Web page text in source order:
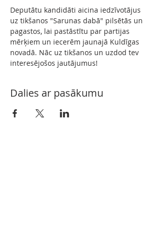
Deputātu kandidāti aicina iedzīvotājus
uz tikšanos "Sarunas dabā" pilsētās un
pagastos, lai pastāstītu par partijas
mērķiem un iecerēm jaunajā Kuldīgas
novadā. Nāc uz tikšanos un uzdod tev
interesējošos jautājumus!
Dalies ar pasākumu